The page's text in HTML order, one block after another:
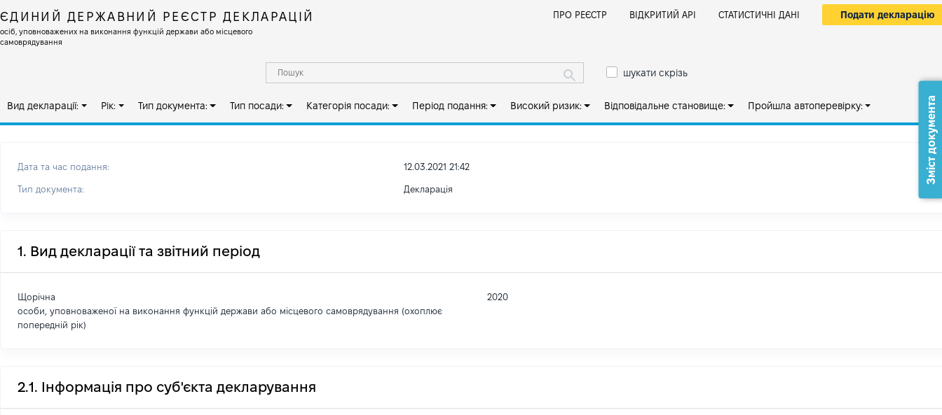
ЄДИНИЙ ДЕРЖАВНИЙ РЕЄСТР ДЕКЛАРАЦІЙ
осіб, уповноважених на виконання функцій держави або місцевого
самоврядування
ПРО РЕЄСТР ВІДКРИТИЙ АРІ СТАТИСТИЧНІ ДАНІ Подати декларацію
шукати скрізь
Вид декларації: Рік: Тип документа: Тип посади: Категорія посади: Період подання: Високий ризик: Відповідальне становище: Пройшла автоперевірку:
Дата та час подання: 12.03.2021 21:42
Тип документа: Декларація
1. Вид декларації та звітний період
Щорічна
особи, уповноваженої на виконання функцій держави або місцевого самоврядування (охоплює
попередній рік)
2020
2.1. Інформація про суб'єкта декларування
Зміст документа